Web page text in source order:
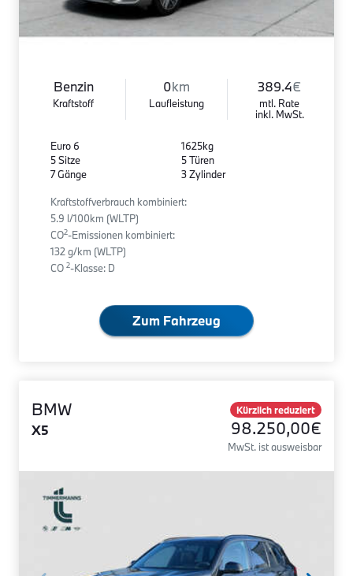
Benzin
Kraftstoff
0km
Laufleistung
389.4€
mtl. Rate
inkl. MwSt.
Euro 6
5 Sitze
7 Gänge
1625kg
5 Türen
3 Zylinder
Kraftstoffverbrauch kombiniert:
5.9 l/100km (WLTP)
CO2-Emissionen kombiniert:
132 g/km (WLTP)
CO 2-Klasse: D
Zum Fahrzeug
BMW
X5
Kürzlich reduziert
98.250,00€
MwSt. ist ausweisbar